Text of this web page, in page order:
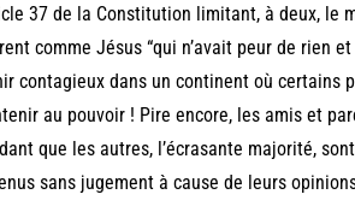
37 de la Constitution limitant, à deux, le
comme Jésus “qui n’avait peur de rien
contagieux dans un continent où certains
au pouvoir ! Pire encore, les amis et
que les autres, l’écrasante majorité,
sans jugement à cause de leurs